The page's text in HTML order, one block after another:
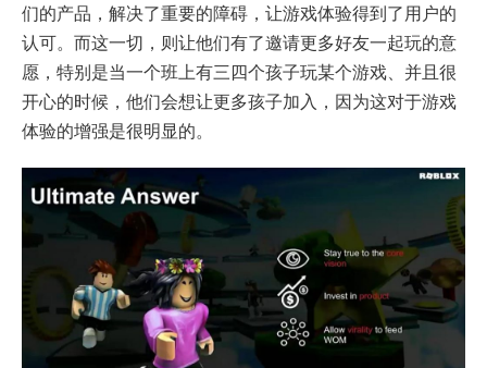
们的产品，解决了重要的障碍，让游戏体验得到了用户的
认可。而这一切，则让他们有了邀请更多好友一起玩的意
愿，特别是当一个班上有三四个孩子玩某个游戏、并且很
开心的时候，他们会想让更多孩子加入，因为这对于游戏
体验的增强是很明显的。